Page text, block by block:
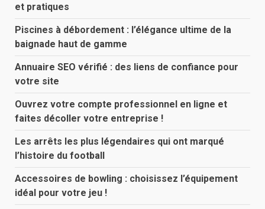
et pratiques
Piscines à débordement : l’élégance ultime de la
baignade haut de gamme
Annuaire SEO vérifié : des liens de confiance pour
votre site
Ouvrez votre compte professionnel en ligne et
faites décoller votre entreprise !
Les arrêts les plus légendaires qui ont marqué
l’histoire du football
Accessoires de bowling : choisissez l’équipement
idéal pour votre jeu !